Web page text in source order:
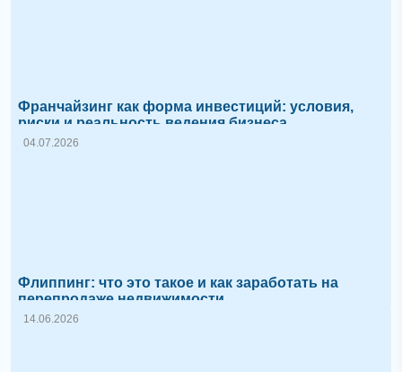
Франчайзинг как форма инвестиций: условия,
риски и реальность ведения бизнеса
04.07.2026
Флиппинг: что это такое и как заработать на
перепродаже недвижимости
14.06.2026